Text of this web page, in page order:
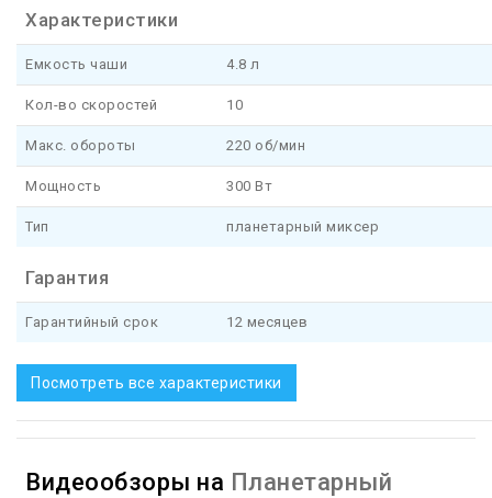
Характеристики
Емкость чаши 4.8 л
Кол-во скоростей 10
Макс. обороты 220 об/мин
Мощность 300 Вт
Тип планетарный миксер
Гарантия
Гарантийный срок 12 месяцев
Посмотреть все характеристики
Видеообзоры на Планетарный